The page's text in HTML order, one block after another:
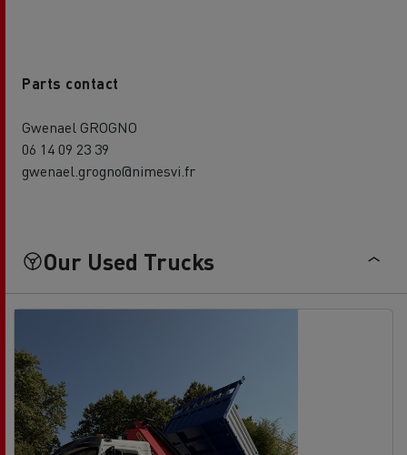
Parts contact
Gwenael GROGNO
06 14 09 23 39
gwenael.grogno@nimesvi.fr
Our Used Trucks